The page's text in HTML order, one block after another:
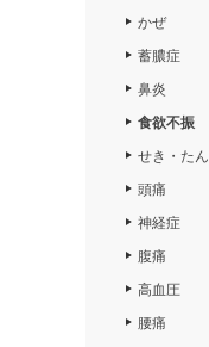
かぜ
蓄膿症
鼻炎
食欲不振
せき・たん
頭痛
神経症
腹痛
高血圧
腰痛